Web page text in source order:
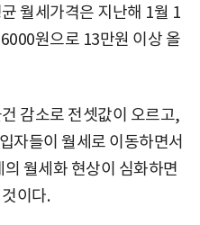
월세가격은 지난해 1월 1
원으로 13만원 이상 올
감소로 전셋값이 오르고,
자들이 월세로 이동하면서
월세화 현상이 심화하면
이다.